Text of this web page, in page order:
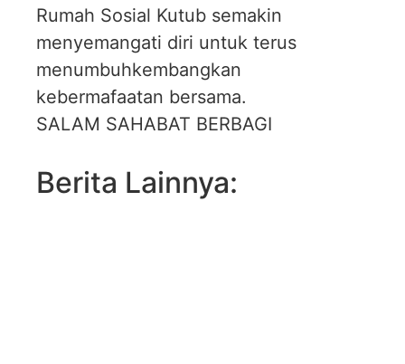
Rumah Sosial Kutub semakin
menyemangati diri untuk terus
menumbuhkembangkan
kebermafaatan bersama.
SALAM SAHABAT BERBAGI
Berita Lainnya: